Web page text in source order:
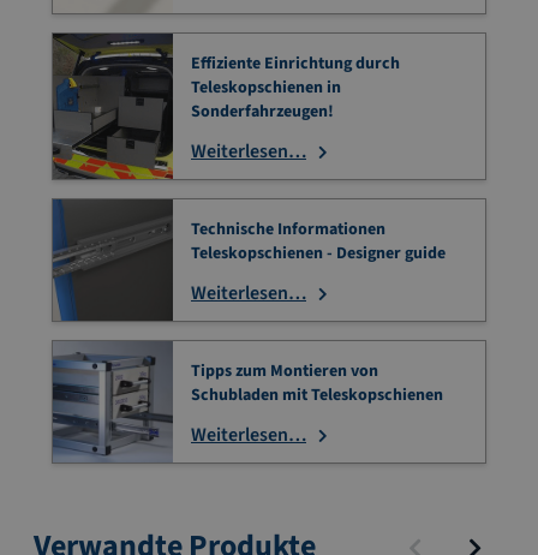
Effiziente Einrichtung durch
Teleskopschienen in
Sonderfahrzeugen!
Weiterlesen…
Technische Informationen
Teleskopschienen - Designer guide
Weiterlesen…
Tipps zum Montieren von
Schubladen mit Teleskopschienen
Weiterlesen…
Verwandte Produkte